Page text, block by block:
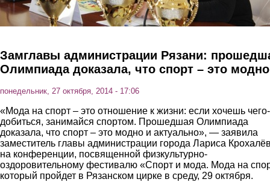
Замглавы администрации Рязани:
Олимпиада доказала, что спорт – это модно
понедельник, 27 октября, 2014 - 17:06
«Мода на спорт – это отношение к жизни: если хочешь
добиться, занимайся спортом. Прошедшая Олимпиада
доказала, что спорт – это модно и актуально», — заявила
заместитель главы администрации города Лариса
на конференции, посвященной физкультурно-
оздоровительному фестивалю «Спорт и мода. Мода на
который пройдет в Рязанском цирке в среду, 29 октября.